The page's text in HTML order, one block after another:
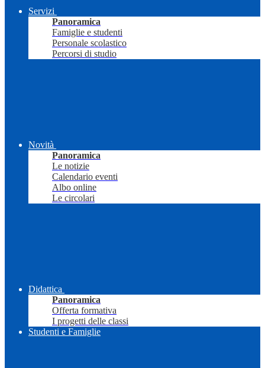
Servizi
Panoramica
Famiglie e studenti
Personale scolastico
Percorsi di studio
Novità
Panoramica
Le notizie
Calendario eventi
Albo online
Le circolari
Didattica
Panoramica
Offerta formativa
I progetti delle classi
Studenti e Famiglie